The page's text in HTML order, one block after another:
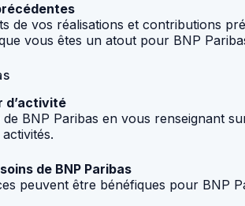
de vos réalisations et contributions
vous êtes un atout pour BNP
d’activité
BNP Paribas en vous renseignant
de BNP Paribas
peuvent être bénéfiques pour BNP